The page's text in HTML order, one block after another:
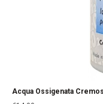
Acqua Ossigenata